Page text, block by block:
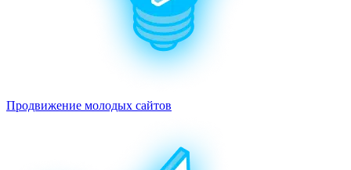
Продвижение молодых сайтов